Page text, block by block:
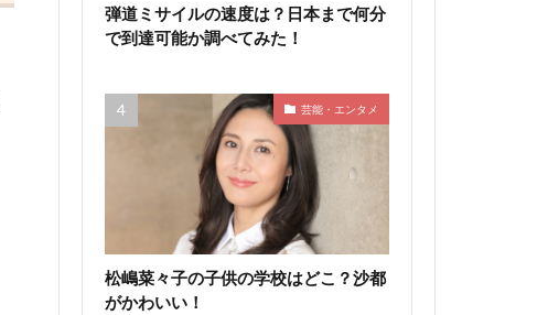
弾道ミサイルの速度は？日本まで何分
で到達可能か調べてみた！
芸能・エンタメ
松嶋菜々子の子供の学校はどこ？沙都
がかわいい！